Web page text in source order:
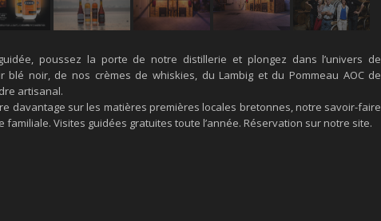
poussez la porte de notre distillerie et plongez dans l’univers de
blé noir, de nos crèmes de whiskies, du Lambig et du Pommeau AOC de
artisanal.
davantage sur les matières premières locales bretonnes, notre savoir-faire
Visites guidées gratuites toute l’année. Réservation sur notre site.